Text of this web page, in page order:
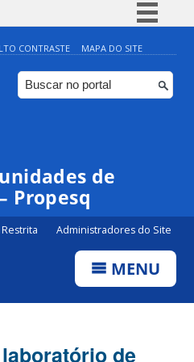
Simplifique!
Comunica BR
Participe
Canais
CONTRASTE MAPA DO SITE
de
Propesq
Administradores do Site
MENU
de